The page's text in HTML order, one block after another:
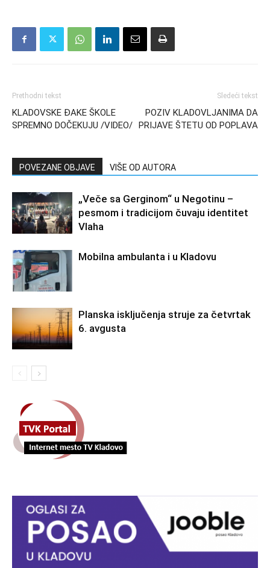
Prethodni tekst
KLADOVSKE ĐAKE ŠKOLE
SPREMNO DOČEKUJU /VIDEO/
Sledeći tekst
POZIV KLADOVLJANIMA DA
PRIJAVE ŠTETU OD POPLAVA
POVEZANE OBJAVE VIŠE OD AUTORA
„Veče sa Gerginom“ u Negotinu –
pesmom i tradicijom čuvaju identitet
Vlaha
Mobilna ambulanta i u Kladovu
Planska isključenja struje za četvrtak
6. avgusta